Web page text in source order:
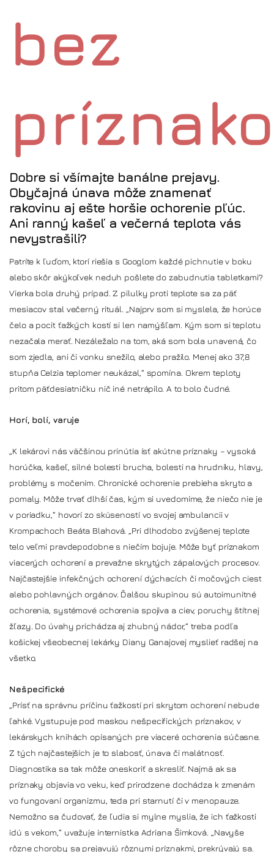
bez
Dobre si všímajte banálne prejavy.
Obyčajná únava môže znamenať
rakovinu aj ešte horšie ochorenie pľúc.
Ani ranný kašeľ a večerná teplota vás
nevystrašili?
Patríte k ľuďom, ktorí riešia s Googlom každé pichnutie v boku
alebo skôr akýkoľvek neduh pošlete do zabudnutia tabletkami?
Vierka bola druhý prípad. Z pilulky proti teplote sa za päť
mesiacov stal večerný rituál. „Najprv som si myslela, že horúce
čelo a pocit ťažkých kostí si len namýšľam. Kým som si teplotu
nezačala merať. Nezáležalo na tom, aká som bola unavená, čo
som zjedla, ani či vonku snežilo, alebo pražilo. Menej ako 37,8
stupňa Celzia teplomer neukázal,“ spomína. Okrem teploty
pritom päťdesiatničku nič iné netrápilo. A to bolo čudné.
Horí, bolí, varuje
„K lekárovi nás väčšinou prinútia ísť akútne príznaky – vysoká
horúčka, kašeľ, silné bolesti brucha, bolesti na hrudníku, hlavy,
problémy s močením. Chronické ochorenie prebieha skryto a
pomaly. Môže trvať dlhší čas, kým si uvedomíme, že niečo nie je
v poriadku,“ hovorí zo skúseností vo svojej ambulancii v
Krompachoch Beáta Blahová. „Pri dlhodobo zvýšenej teplote
telo veľmi pravdepodobne s niečím bojuje. Môže byť príznakom
viacerých ochorení a prevažne skrytých zápalových procesov.
Najčastejšie infekčných ochorení dýchacích či močových ciest
alebo pohlavných orgánov. Ďalšou skupinou sú autoimunitné
ochorenia, systémové ochorenia spojiva a ciev, poruchy štítnej
žľazy. Do úvahy prichádza aj zhubný nádor,“ treba podľa
košickej všeobecnej lekárky Diany Ganajovej myslieť radšej na
všetko.
Nešpecifické
„Prísť na správnu príčinu ťažkostí pri skrytom ochorení nebude
ľahké. Vystupuje pod maskou nešpecifických príznakov, v
lekárskych knihách opísaných pre viaceré ochorenia súčasne.
Z tých najčastejších je to slabosť, únava či malátnosť.
Diagnostika sa tak môže oneskoriť a skresliť. Najmä ak sa
príznaky objavia vo veku, keď prirodzene dochádza k zmenám
vo fungovaní organizmu, teda pri starnutí či v menopauze.
Nemožno sa čudovať, že ľudia si mylne myslia, že ich ťažkosti
idú s vekom,“ uvažuje internistka Adriana Šimková. „Navyše
rôzne choroby sa prejavujú rôznymi príznakmi, prekrývajú sa.